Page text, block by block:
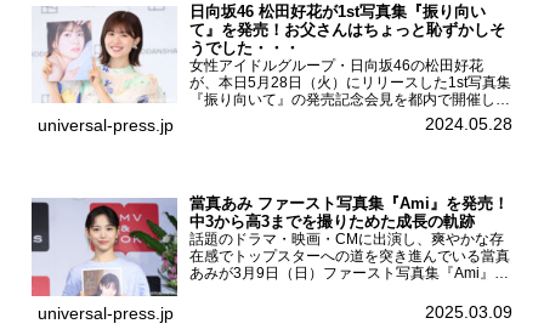
日向坂46 松田好花が1st写真集『振り向い
て』を発売！お父さんはちょっと恥ずかしそ
うでした・・・
女性アイドルグループ・日向坂46の松田好花
が、本日5月28日（火）にリリースした1st写真集
『振り向いて』の発売記念会見を都内で開催し
た。日向坂46 松田好花1st写真集『振り向いて』
発売記念会見写真集では日向坂46の松田好花を
universal-press.jp 2024.05.28
當真あみ ファースト写真集『Ami』を発売！
中3から高3までを撮りためた成長の軌跡
話題のドラマ・映画・CMに出演し、爽やかな存
在感でトップスターへの道を突き進んでいる當真
あみが3月9日（日）ファースト写真集『Ami』
BOOKS SHIBUYAで開催した。當真あみファース
universal-press.jp 2025.03.09